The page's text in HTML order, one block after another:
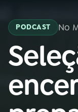
Buscar
na
Rádio
Nacional
01INÍCIO
na
Rádio
PODCAST No